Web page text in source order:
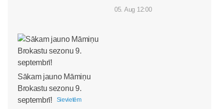
05. Aug 12:00
Sākam jauno Māmiņu
Brokastu sezonu 9.
septembrī!
Sievietēm